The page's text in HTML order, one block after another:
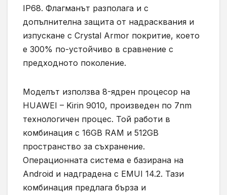
IP68. Флагманът разполага и с
допълнителна защита от надрасквания и
изпускане с Crystal Armor покритие, което
е 300% по-устойчиво в сравнение с
предходното поколение.
Моделът използва 8-ядрен процесор на
HUAWEI – Kirin 9010, произведен по 7nm
технологичен процес. Той работи в
комбинация с 16GB RAM и 512GB
пространство за съхранение.
Операционната система е базирана на
Android и надградена с EMUI 14.2. Тази
комбинация предлага бърза и